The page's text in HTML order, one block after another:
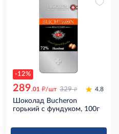
-12%
289.01 д/шт 329 д 4.8
Шоколад Bucheron
горький с фундуком, 100г